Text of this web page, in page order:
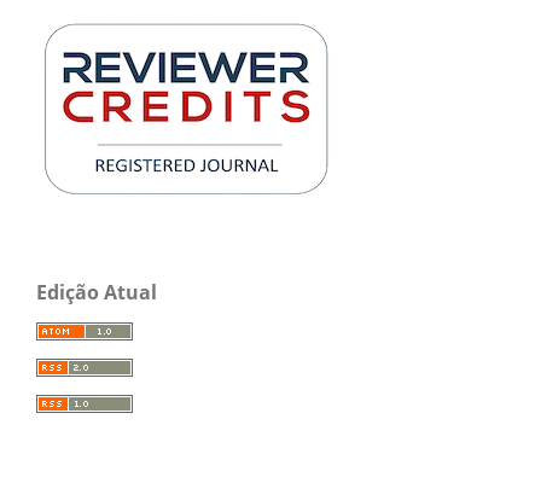
Edição Atual